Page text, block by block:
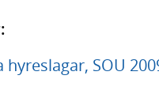
hyreslagar, SOU